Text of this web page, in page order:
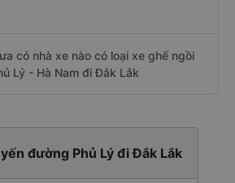
có nhà xe nào có loại xe ghế ngồi
Lý - Hà Nam đi Đắk Lắk
đường Phủ Lý đi Đắk Lắk